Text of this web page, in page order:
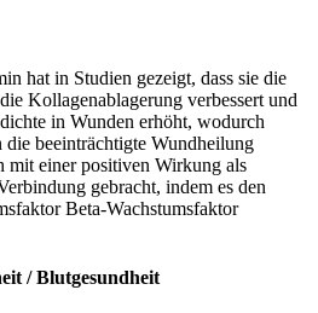
hat in Studien gezeigt, dass sie die
Kollagenablagerung verbessert und
in Wunden erhöht, wodurch
beeinträchtigte Wundheilung
mit einer positiven Wirkung als
gebracht, indem es den
Beta-Wachstumsfaktor
/ Blutgesundheit